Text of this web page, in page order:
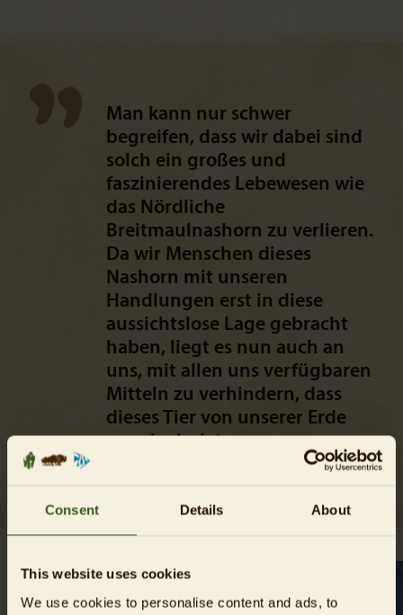
Consent Details About
This website uses cookies
We use cookies to personalise content and ads, to
Man kann nur schwer
begreifen, dass wir dabei sind
solch ein großes und
faszinierendes Lebewesen wie
das Nördliche
Breitmaulnashorn zu verlieren.
Da wir Menschen dieses
Nashorn mit unseren
Handlungen erst in diese
aussichtslose Lage gebracht
haben, liegt es nun auch an
uns, mit allen uns verfügbaren
Mitteln zu verhindern, dass
dieses Tier von unserer Erde
verschwindet.